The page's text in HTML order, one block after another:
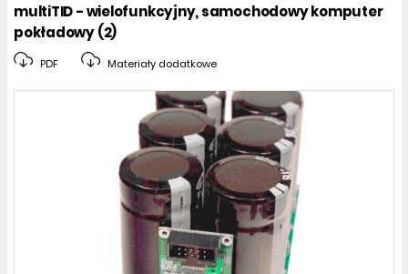
multiTID - wielofunkcyjny, samochodowy komputer
pokładowy (2)
PDF Materiały dodatkowe